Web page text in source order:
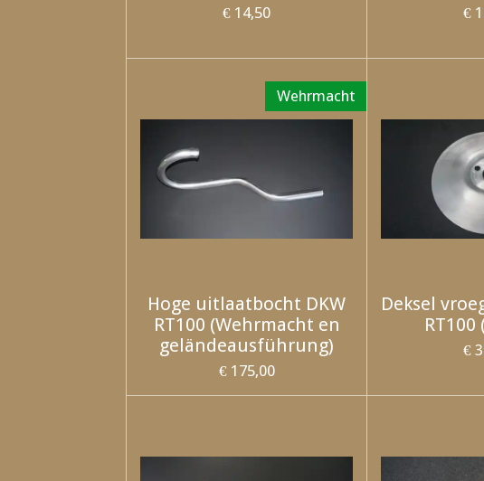
€ 14,50 €
Wehrmacht
Hoge uitlaatbocht DKW
RT100 (Wehrmacht en
geländeausführung)
€ 175,00
Deksel
RT100
€